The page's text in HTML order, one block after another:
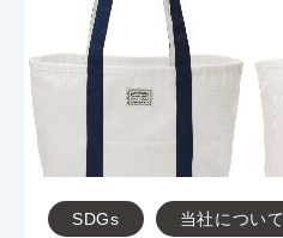
SDGs 当社について